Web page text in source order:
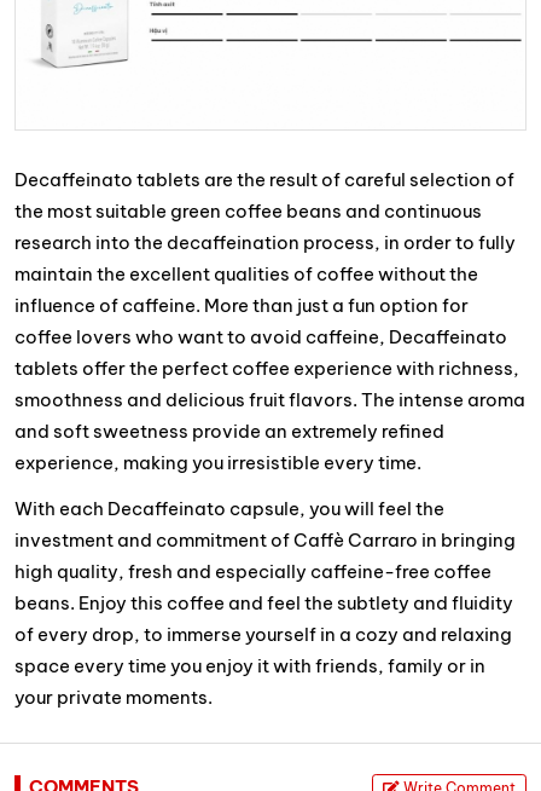
Decaffeinato tablets are the result of careful selection of
the most suitable green coffee beans and continuous
research into the decaffeination process, in order to fully
maintain the excellent qualities of coffee without the
influence of caffeine. More than just a fun option for
coffee lovers who want to avoid caffeine, Decaffeinato
tablets offer the perfect coffee experience with richness,
smoothness and delicious fruit flavors. The intense aroma
and soft sweetness provide an extremely refined
experience, making you irresistible every time.
With each Decaffeinato capsule, you will feel the
investment and commitment of Caffè Carraro in bringing
high quality, fresh and especially caffeine-free coffee
beans. Enjoy this coffee and feel the subtlety and fluidity
of every drop, to immerse yourself in a cozy and relaxing
space every time you enjoy it with friends, family or in
your private moments.